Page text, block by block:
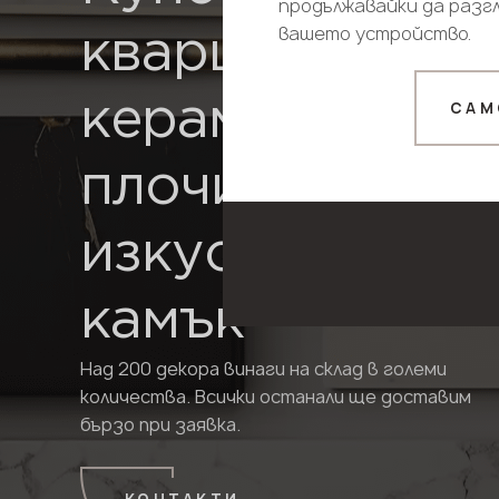
кварцов камък,
керамични
плочи, HPL и
изкуствен
камък
Над 200 декора винаги на склад в големи
количества. Всички останали ще доставим
бързо при заявка.
продължавайки да
вашето устройство.